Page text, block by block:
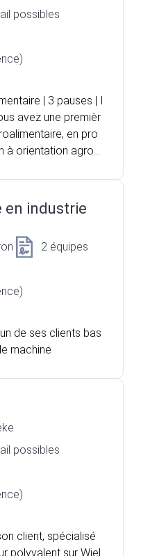
possibles
| 3 pauses | I
avez une premièr
en pro
à orientation agron
sa réception jus
de nos partenaire
et agroalimentaire
un opérateur de
en charge de
du lait. Vous oc
mêlant contrôle q
du processus de
en industrie
2 équipes
de ses clients bas
machine
possibles
client, spécialisé
polyvalent sur Wiel